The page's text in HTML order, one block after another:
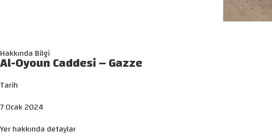
Hakkında Bilgi
Al-Oyoun Caddesi – Gazze
Tarih
7 Ocak 2024
Yer hakkında detaylar